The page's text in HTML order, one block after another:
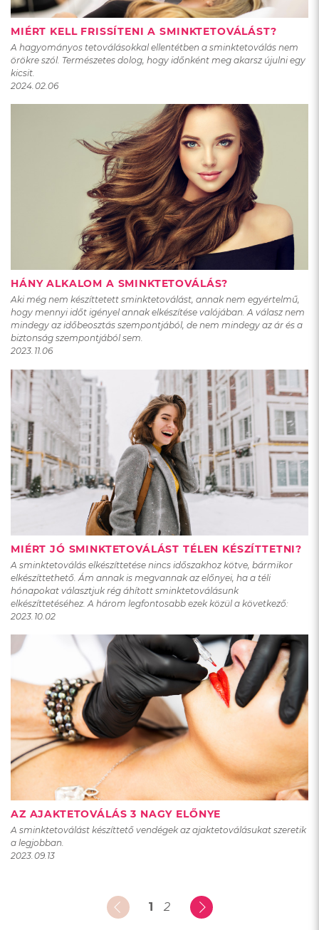
MIÉRT KELL FRISSÍTENI A SMINKTETOVÁLÁST?
A hagyományos tetoválásokkal ellentétben a sminktetoválás nem
örökre szól. Természetes dolog, hogy időnként meg akarsz újulni egy
kicsit.
2024.02.06
HÁNY ALKALOM A SMINKTETOVÁLÁS?
Aki még nem készíttetett sminktetoválást, annak nem egyértelmű,
hogy mennyi időt igényel annak elkészítése valójában. A válasz nem
mindegy az időbeosztás szempontjából, de nem mindegy az ár és a
biztonság szempontjából sem.
2023.11.06
MIÉRT JÓ SMINKTETOVÁLÁST TÉLEN KÉSZÍTTETNI?
A sminktetoválás elkészíttetése nincs időszakhoz kötve, bármikor
elkészíttethető. Ám annak is megvannak az előnyei, ha a téli
hónapokat választjuk rég áhított sminktetoválásunk
elkészíttetéséhez. A három legfontosabb ezek közül a következő:
2023.10.02
AZ AJAKTETOVÁLÁS 3 NAGY ELŐNYE
A sminktetoválást készíttető vendégek az ajaktetoválásukat szeretik
a legjobban.
2023.09.13
1 2